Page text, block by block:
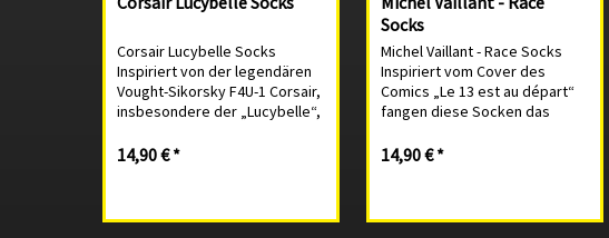
Corsair Lucybelle Socks
Inspiriert von der legendären
Vought-Sikorsky F4U-1 Corsair,
insbesondere der „Lucybelle“,
Boyington, Träger des
Ehrenmedaillen und
14,90 € *
Socks
Michel Vaillant - Race Socks
Inspiriert vom Cover des
Comics „Le 13 est au départ“
fangen diese Socken das
Michel Vaillants Vaillante-Team
und dem amerikanischen
14,90 € *